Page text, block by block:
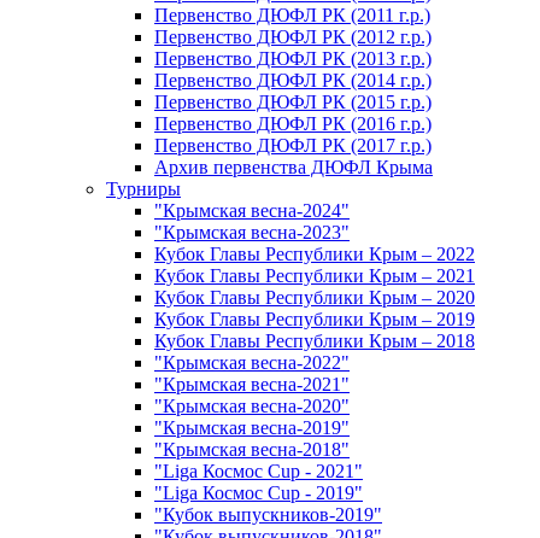
Первенство ДЮФЛ РК (2011 г.р.)
Первенство ДЮФЛ РК (2012 г.р.)
Первенство ДЮФЛ РК (2013 г.р.)
Первенство ДЮФЛ РК (2014 г.р.)
Первенство ДЮФЛ РК (2015 г.р.)
Первенство ДЮФЛ РК (2016 г.р.)
Первенство ДЮФЛ РК (2017 г.р.)
Архив первенства ДЮФЛ Крыма
Турниры
"Крымская весна-2024"
"Крымская весна-2023"
Кубок Главы Республики Крым – 2022
Кубок Главы Республики Крым – 2021
Кубок Главы Республики Крым – 2020
Кубок Главы Республики Крым – 2019
Кубок Главы Республики Крым – 2018
"Крымская весна-2022"
"Крымская весна-2021"
"Крымская весна-2020"
"Крымская весна-2019"
"Крымская весна-2018"
"Liga Космос Cup - 2021"
"Liga Космос Cup - 2019"
"Кубок выпускников-2019"